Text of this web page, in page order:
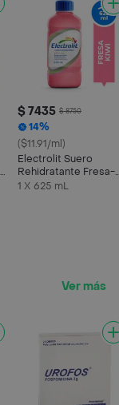
$ 7435 $ 8750
14%
($11.91/ml)
Electrolit Suero
Rehidratante Fresa-
Kiwi
1 X 625 mL
Ver más